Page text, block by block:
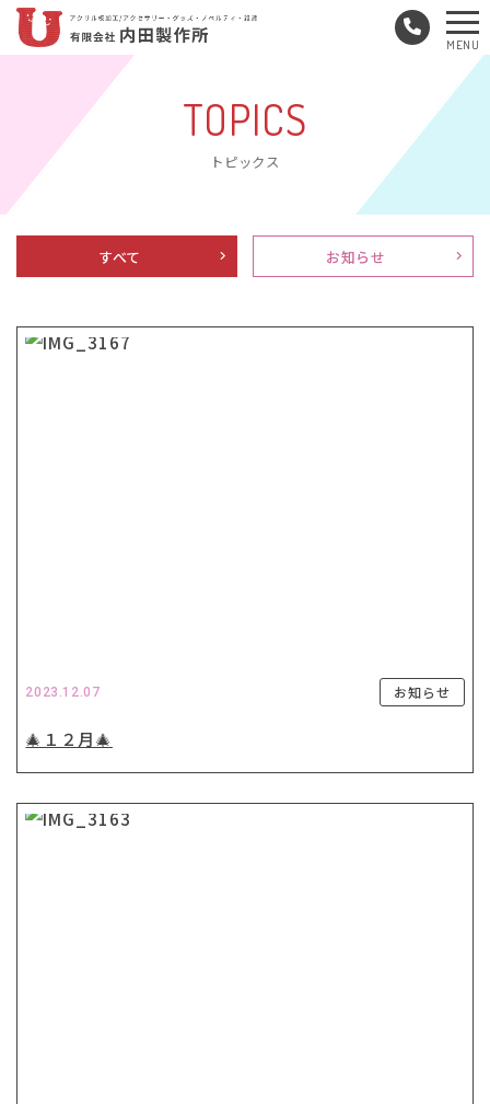
TOPICS
トピックス
すべて お知らせ
2023.12.07 お知らせ
🎄１２月🎄
メ
ュ
MENU